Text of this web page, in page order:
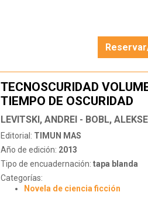
TECNOSCURIDAD
TIEMPO DE OSCURIDAD
LEVITSKI, ANDREI - BOBL,
Editorial: TIMUN MAS
Año de edición: 2013
Tipo de encuadernación: tapa blanda
Categorías:
Novela de ciencia ficción